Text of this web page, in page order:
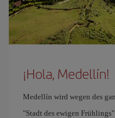
¡Hola, Medellín!
Medellín wird wegen des
"Stadt des ewigen